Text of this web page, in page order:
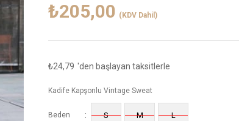
₺205,00 (KDV Dahil)
₺24,79 'den başlayan taksitlerle
Kadife Kapşonlu Vintage Sweat
Beden : S M L